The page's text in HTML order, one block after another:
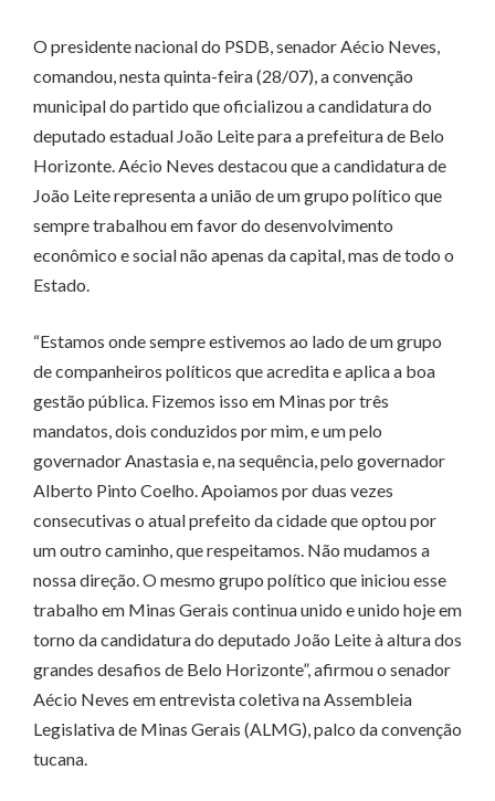
O presidente nacional do PSDB, senador Aécio Neves,
comandou, nesta quinta-feira (28/07), a convenção
municipal do partido que oficializou a candidatura do
deputado estadual João Leite para a prefeitura de Belo
Horizonte. Aécio Neves destacou que a candidatura de
João Leite representa a união de um grupo político que
sempre trabalhou em favor do desenvolvimento
econômico e social não apenas da capital, mas de todo o
Estado.
“Estamos onde sempre estivemos ao lado de um grupo
de companheiros políticos que acredita e aplica a boa
gestão pública. Fizemos isso em Minas por três
mandatos, dois conduzidos por mim, e um pelo
governador Anastasia e, na sequência, pelo governador
Alberto Pinto Coelho. Apoiamos por duas vezes
consecutivas o atual prefeito da cidade que optou por
um outro caminho, que respeitamos. Não mudamos a
nossa direção. O mesmo grupo político que iniciou esse
trabalho em Minas Gerais continua unido e unido hoje em
torno da candidatura do deputado João Leite à altura dos
grandes desafios de Belo Horizonte”, afirmou o senador
Aécio Neves em entrevista coletiva na Assembleia
Legislativa de Minas Gerais (ALMG), palco da convenção
tucana.